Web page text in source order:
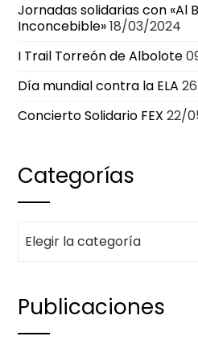
Jornadas solidarias con «Al
Inconcebible»18/03/2024
I Trail Torreón de Albolote
Día mundial contra la ELA
Concierto Solidario FEX 22/
Categorías
Categorías
Publicaciones